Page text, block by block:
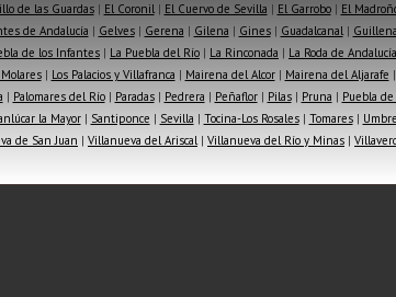
de las Guardas| El Coronil| El Cuervo de Sevilla | El Garrobo| El
de Andalucía | Gelves| Gerena | Gilena | Gines| Guadalcanal| Guillena
de los Infantes | La Puebla del Río | La Rinconada | La Roda de Andalucía
Molares| Los Palacios y Villafranca | Mairena del Alcor| Mairena del Aljarafe |
| Palomares del Río| Paradas| Pedrera | Peñaflor| Pilas| Pruna | Puebla
la Mayor| Santiponce | Sevilla | Tocina-Los Rosales| Tomares|
de San Juan | Villanueva del Ariscal| Villanueva del Río y Minas |